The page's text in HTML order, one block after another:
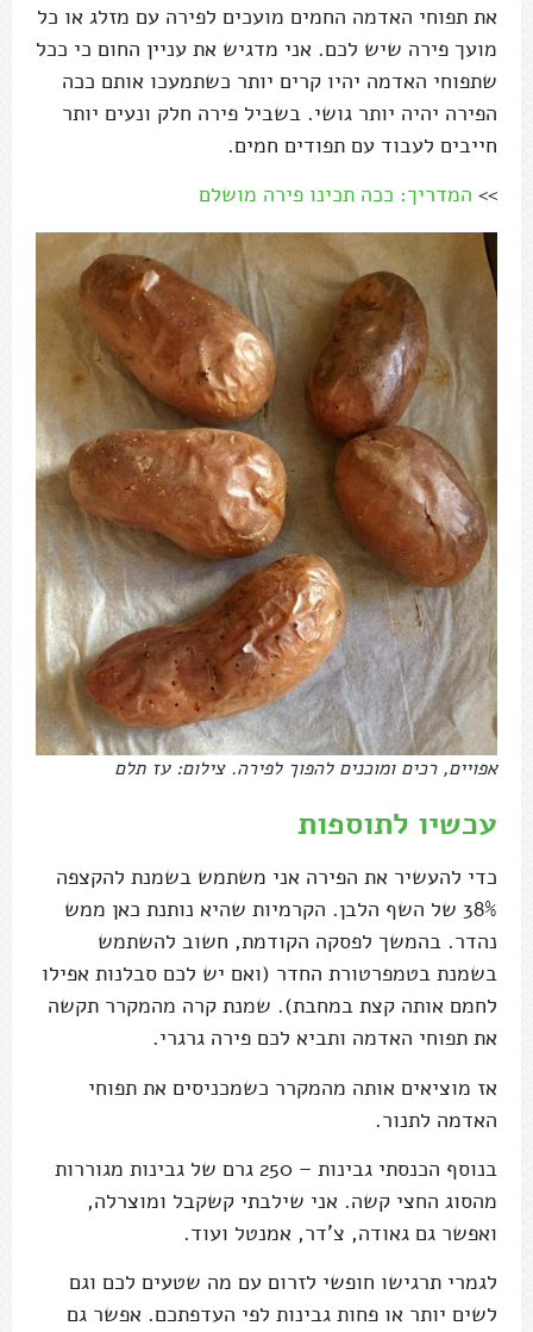
את תפוחי האדמה החמים מועכים לפירה עם מזלג או כל
מועך פירה שיש לכם. אני מדגיש את עניין החום כי ככל
שתפוחי האדמה יהיו קרים יותר כשתמעכו אותם ככה
הפירה יהיה יותר גושי. בשביל פירה חלק ונעים יותר
חייבים לעבוד עם תפודים חמים.
>> המדריך: ככה תכינו פירה מושלם
אפויים, רכים ומוכנים להפוך לפירה. צילום: עז תלם
עכשיו לתוספות
כדי להעשיר את הפירה אני משתמש בשמנת להקצפה
38% של השף הלבן. הקרמיות שהיא נותנת כאן ממש
נהדר. בהמשך לפסקה הקודמת, חשוב להשתמש
בשמנת בטמפרטורת החדר (ואם יש לכם סבלנות אפילו
לחמם אותה קצת במחבת). שמנת קרה מהמקרר תקשה
את תפוחי האדמה ותביא לכם פירה גרגרי.
אז מוציאים אותה מהמקרר כשמכניסים את תפוחי
האדמה לתנור.
בנוסף הכנסתי גבינות – 250 גרם של גבינות מגוררות
מהסוג החצי קשה. אני שילבתי קשקבל ומוצרלה,
ואפשר גם גאודה, צ'דר, אמנטל ועוד.
לגמרי תרגישו חופשי לזרום עם מה שטעים לכם וגם
לשים יותר או פחות גבינות לפי העדפתכם. אפשר גם